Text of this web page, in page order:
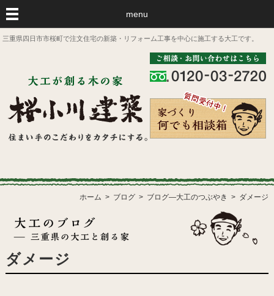
menu
三重県四日市市桜町で注文住宅の新築・リフォーム工事を中心に施工する大工です。
ホーム ブログ ブログ―大工のつぶやき ダメージ
ダメージ